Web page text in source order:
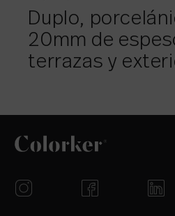
Duplo,
20mm de
terrazas y